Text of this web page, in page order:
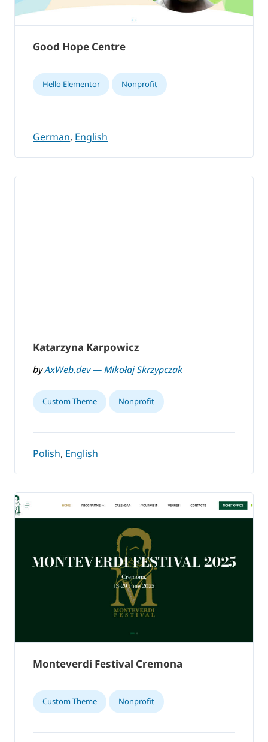
Good Hope Centre
Hello Elementor Nonprofit
German, English
Katarzyna Karpowicz
byAxWeb.dev — Mikołaj Skrzypczak
Custom Theme Nonprofit
Polish, English
Monteverdi Festival Cremona
Custom Theme Nonprofit